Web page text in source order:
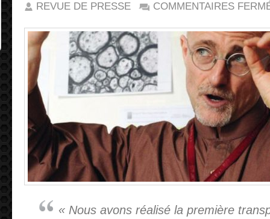
REVUE DE PRESSE COMMENTAIRES
« Nous avons réalisé la première